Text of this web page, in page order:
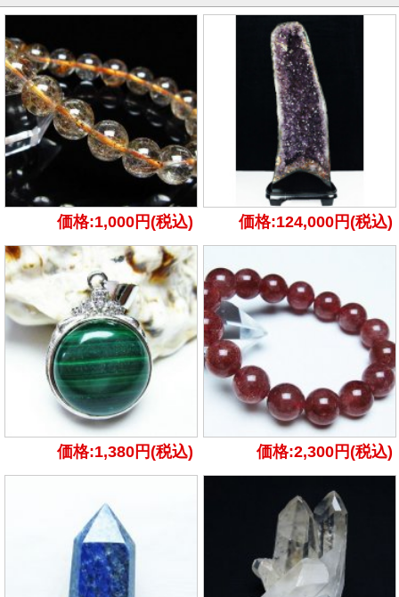
価格:1,000円(税込) 価格:124,000円(税込)
価格:1,380円(税込) 価格:2,300円(税込)